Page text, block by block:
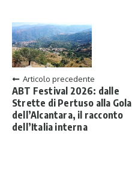
Articolo precedente
ABT Festival 2026: dalle
Strette di Pertuso alla Gola
dell’Alcantara, il racconto
dell’Italia interna